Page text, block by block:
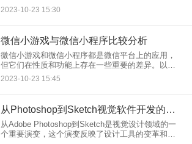
发微信小程序： 广泛的用户基础：微信是全球范围
内最大的社交媒体平
2023-10-23 15:30
微信小游戏与微信小程序比较分析
微信小游戏和微信小程序都是微信平台上的应用，
但它们在性质和功能上存在一些重要的差异。以下
是对微信小游戏和微信小程序的比较分析： 1. 性质
和用途：
2023-10-23 15:45
从Photoshop到Sketch视觉软件开发的演变
从Adobe Photoshop到Sketch是视觉设计领域的一
个重要演变，这个演变反映了设计工具的变革和设